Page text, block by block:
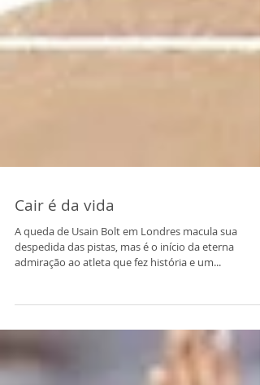
Cair é da vida
A queda de Usain Bolt em Londres macula sua
admiração ao atleta que fez história e um...